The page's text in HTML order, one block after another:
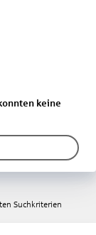
keine
Suchkriterien